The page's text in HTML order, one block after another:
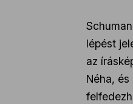
lépést
az
Néha,